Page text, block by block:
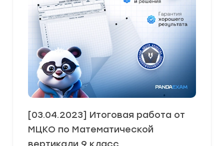
[03.04.2023] Итоговая работа от
МЦКО по Математической